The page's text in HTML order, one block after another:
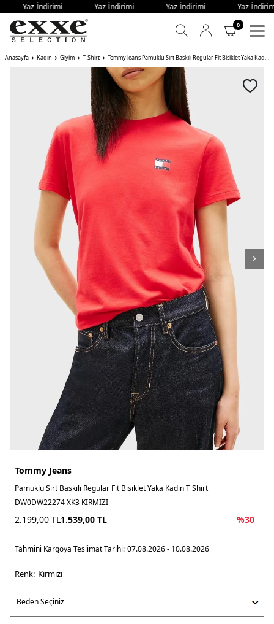
Yaz İndirimi - Yaz İndirimi - Yaz İndirimi - Yaz
0
Anasayfa Kadın Giyim T-Shirt Tommy Jeans Pamuklu Sırt Baskılı Regular Fit Bisiklet Yaka Kadın T Shirt
Tommy Jeans
Pamuklu Sırt Baskılı Regular Fit Bisiklet Yaka Kadın T Shirt
DW0DW22274 XK3 KIRMIZI
2.199,00TL1.539,00 TL %30
Tahmini Kargoya Teslimat Tarihi: 07.08.2026 - 10.08.2026
Renk: kirmizi